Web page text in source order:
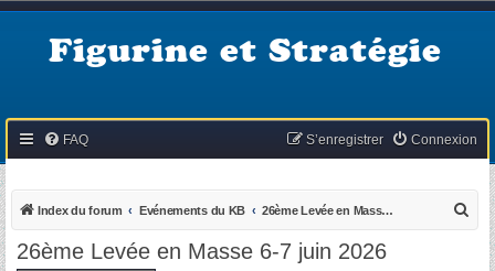
Figurine et Stratégie
FAQ Connexion
S’enregistrer
Index du forum Evénements du KB 26ème Levée en Masse 6-7 juin 2026
26ème Levée en Masse 6-7 juin 2026